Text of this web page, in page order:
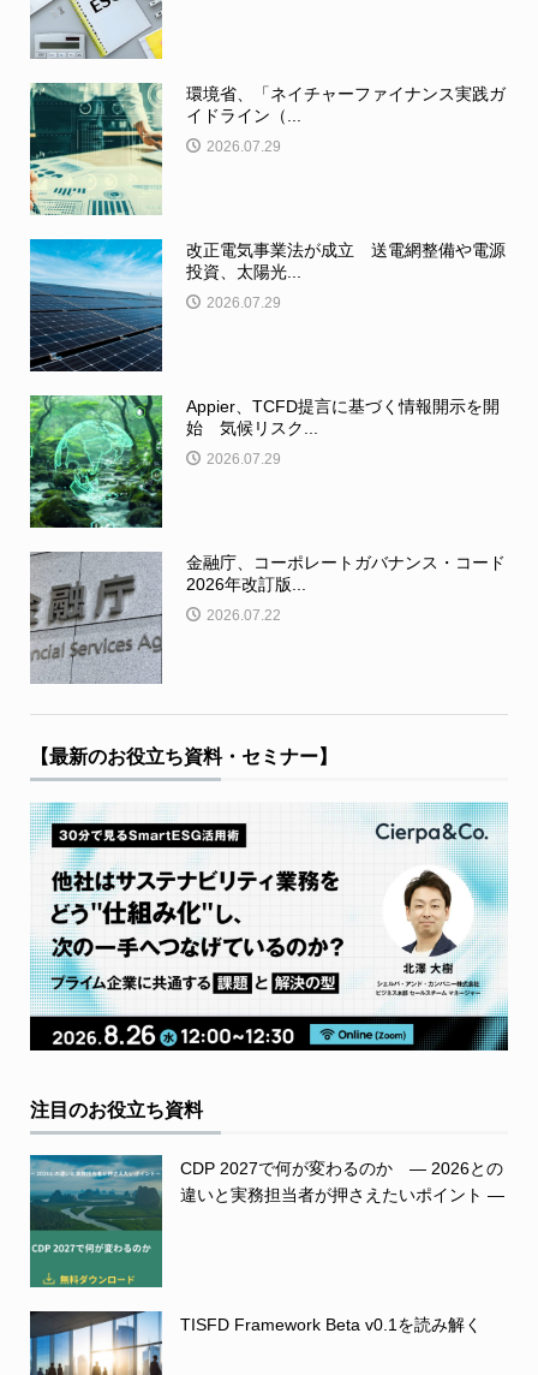
環境省、「ネイチャーファイナンス実践ガ
イドライン（...
2026.07.29
改正電気事業法が成立 送電網整備や電源
投資、太陽光...
2026.07.29
Appier、TCFD提言に基づく情報開示を開
始 気候リスク...
2026.07.29
金融庁、コーポレートガバナンス・コード
2026年改訂版...
2026.07.22
【最新のお役立ち資料・セミナー】
注目のお役立ち資料
CDP 2027で何が変わるのか ― 2026との
違いと実務担当者が押さえたいポイント ―
TISFD Framework Beta v0.1を読み解く